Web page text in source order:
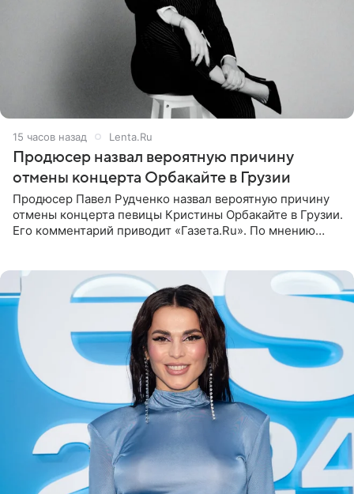
15 часов назад Lenta.Ru
Продюсер назвал вероятную причину
отмены концерта Орбакайте в Грузии
Продюсер Павел Рудченко назвал вероятную причину
отмены концерта певицы Кристины Орбакайте в Грузии.
Его комментарий приводит «Газета.Ru». По мнению